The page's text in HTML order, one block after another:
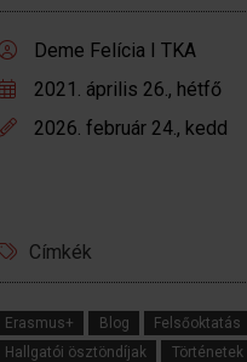
Deme Felícia I TKA
2021. április 26., hétfő
2026. február 24., kedd
Címkék
Erasmus+ Blog Felsőoktatás
Hallgatói ösztöndíjak
Történetek